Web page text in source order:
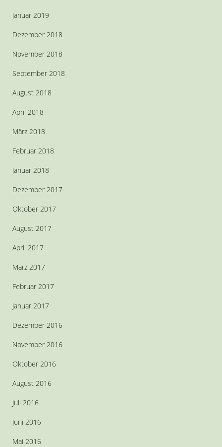
Januar 2019
Dezember 2018
November 2018
September 2018
August 2018
April 2018
März 2018
Februar 2018
Januar 2018
Dezember 2017
Oktober 2017
August 2017
April 2017
März 2017
Februar 2017
Januar 2017
Dezember 2016
November 2016
Oktober 2016
August 2016
Juli 2016
Juni 2016
Mai 2016